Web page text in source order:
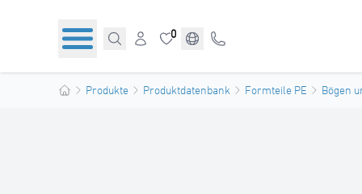
0
Produkte Produktdatenbank Formteile PE Bögen